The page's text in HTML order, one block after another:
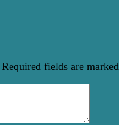
Required fields are marked